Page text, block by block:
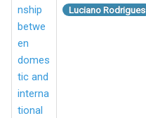
nship
betwe
en
domes
tic and
interna
tional
Luciano Rodrigues